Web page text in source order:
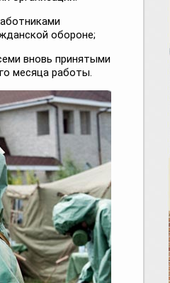
обороне;
вновь принятыми
месяца работы.